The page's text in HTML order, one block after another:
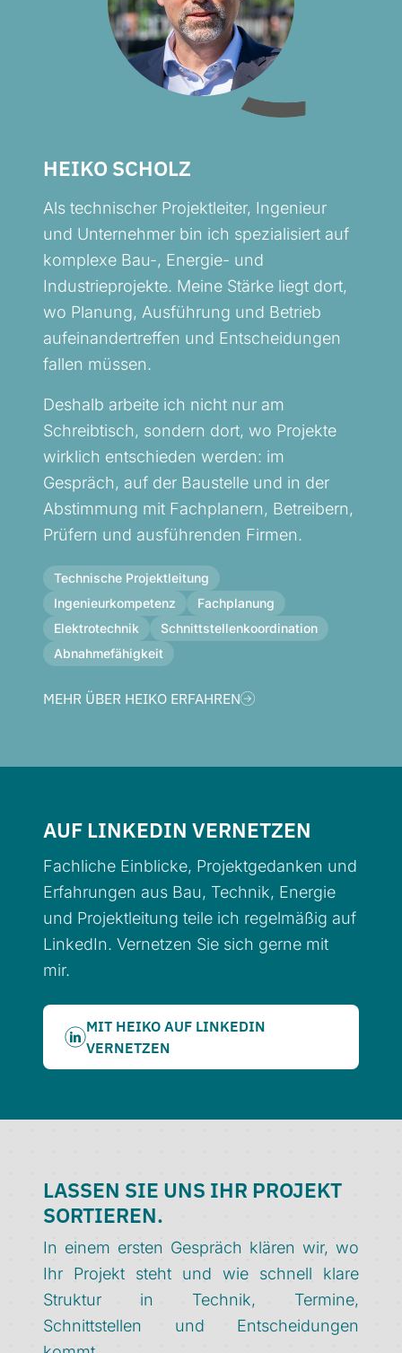
HEIKO SCHOLZ
Als technischer Projektleiter, Ingenieur
und Unternehmer bin ich spezialisiert auf
komplexe Bau-, Energie- und
Industrieprojekte. Meine Stärke liegt dort,
wo Planung, Ausführung und Betrieb
aufeinandertreffen und Entscheidungen
fallen müssen.
Deshalb arbeite ich nicht nur am
Schreibtisch, sondern dort, wo Projekte
wirklich entschieden werden: im
Gespräch, auf der Baustelle und in der
Abstimmung mit Fachplanern, Betreibern,
Prüfern und ausführenden Firmen.
Technische Projektleitung
Ingenieurkompetenz
Fachplanung
Elektrotechnik
Schnittstellenkoordination
Abnahmefähigkeit
MEHR ÜBER HEIKO ERFAHREN
AUF LINKEDIN VERNETZEN
Fachliche Einblicke, Projektgedanken und
Erfahrungen aus Bau, Technik, Energie
und Projektleitung teile ich regelmäßig auf
LinkedIn. Vernetzen Sie sich gerne mit
mir.
MIT HEIKO AUF LINKEDIN
VERNETZEN
LASSEN SIE UNS IHR PROJEKT
SORTIEREN.
In einem ersten Gespräch klären wir, wo
Ihr Projekt steht und wie schnell klare
Struktur in Technik, Termine,
Schnittstellen und Entscheidungen